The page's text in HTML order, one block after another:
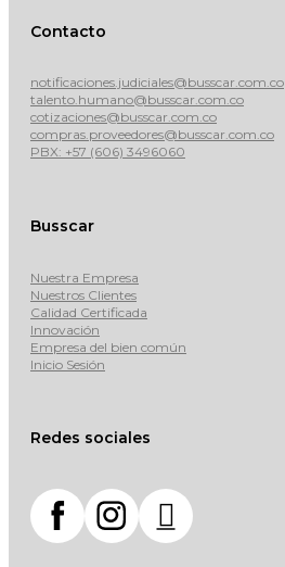
Contacto
notificaciones.judiciales@busscar.com.co
talento.humano@busscar.com.co
cotizaciones@busscar.com.co
compras.proveedores@busscar.com.co
PBX: +57 (606) 3496060
Busscar
Nuestra Empresa
Nuestros Clientes
Calidad Certificada
Innovación
Empresa del bien común
Inicio Sesión
Redes sociales